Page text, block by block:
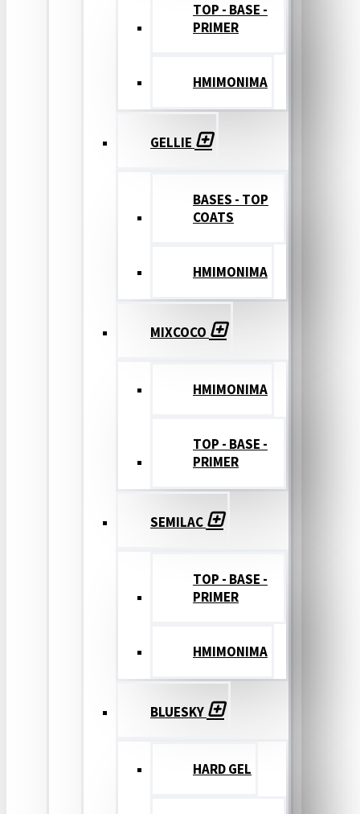
TOP - BASE -
PRIMER
ΗΜΙΜΟΝΙΜΑ
GELLIE
BASES - TOP
COATS
ΗΜΙΜΟΝΙΜΑ
MIXCOCO
HMIMONIMA
TOP - BASE -
PRIMER
SEMILAC
TOP - BASE -
PRIMER
ΗΜΙΜΟΝΙΜΑ
BLUESKY
HARD GEL